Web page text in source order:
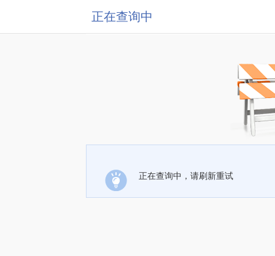
正在查询中
正在查询中，请刷新重试